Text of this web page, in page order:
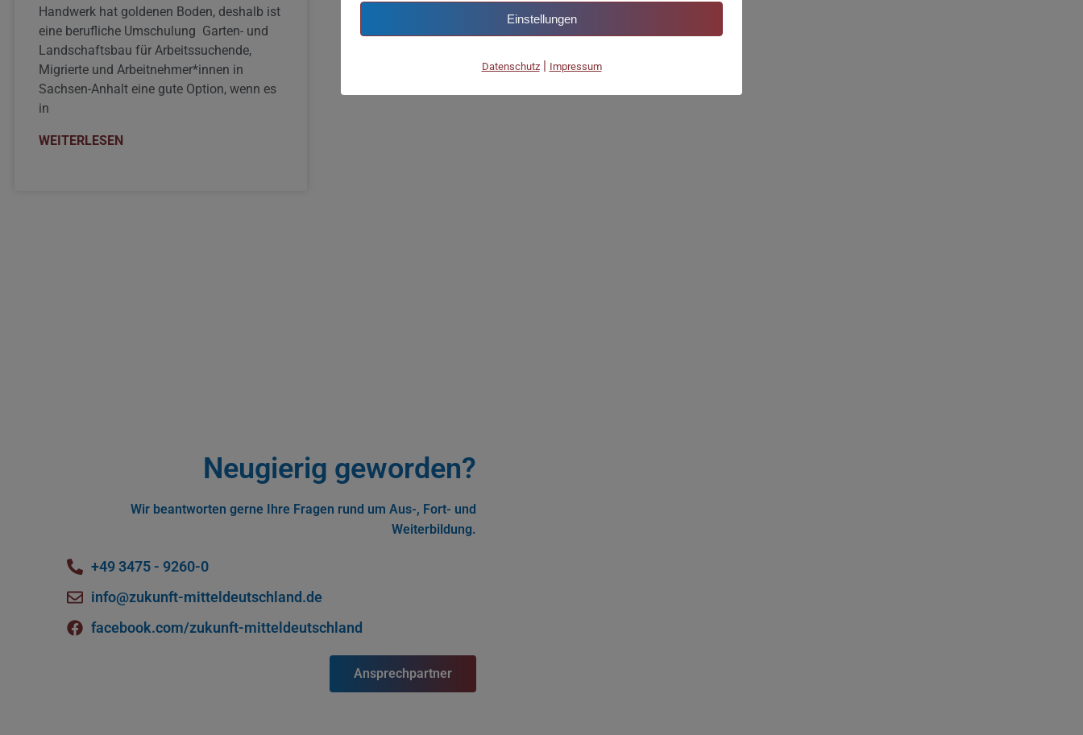
Handwerk hat goldenen Boden, deshalb ist
eine berufliche Umschulung Garten- und
Landschaftsbau für Arbeitssuchende,
Migrierte und Arbeitnehmer*innen in
Sachsen-Anhalt eine gute Option, wenn es
in
WEITERLESEN
Neugierig geworden?
Wir beantworten gerne Ihre Fragen rund um Aus-, Fort- und
Weiterbildung.
+49 3475 - 9260-0
info@zukunft-mitteldeutschland.de
facebook.com/zukunft-mitteldeutschland
Ansprechpartner
Einstellungen
Datenschutz| Impressum